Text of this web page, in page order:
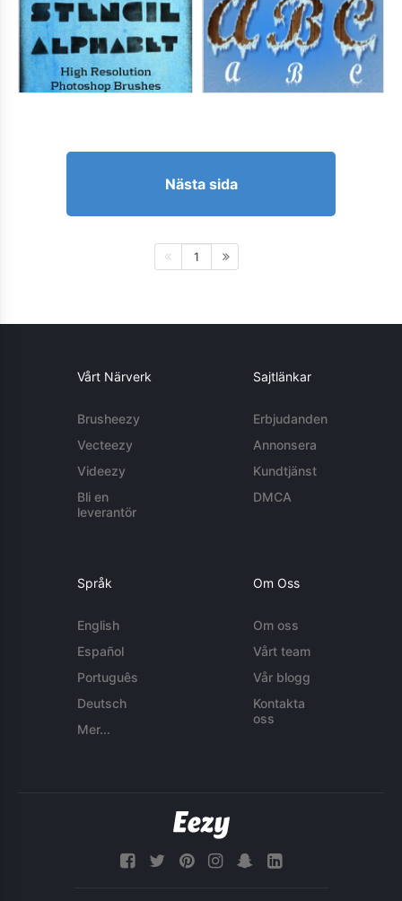
Nästa sida
1
Vårt Närverk
Brusheezy
Vecteezy
Videezy
Bli en
leverantör
Sajtlänkar
Erbjudanden
Annonsera
Kundtjänst
DMCA
Språk
English
Español
Português
Deutsch
Mer...
Om Oss
Om oss
Vårt team
Vår blogg
Kontakta
oss